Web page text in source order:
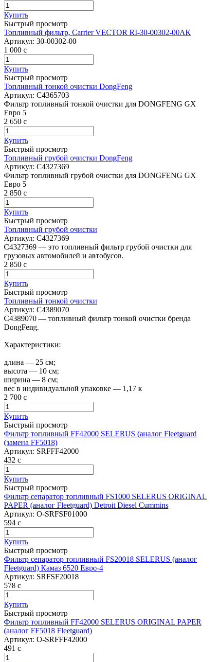
Купить
Быстрый просмотр
Топливный фильтр, Carrier VECTOR RI-30-00302-00АК
Артикул: 30-00302-00
1 000 c
Купить
Быстрый просмотр
Топливный тонкой очистки DongFeng
Артикул: C4365703
Фильтр топливный тонкой очистки для DONGFENG GX
Евро 5
2 650 c
Купить
Быстрый просмотр
Топливный грубой очистки DongFeng
Артикул: C4327369
Фильтр топливный грубой очистки для DONGFENG GX
Евро 5
2 850 c
Купить
Быстрый просмотр
Топливный грубой очистки
Артикул: C4327369
C4327369 — это топливный фильтр грубой очистки для
грузовых автомобилей и автобусов.
2 850 c
Купить
Быстрый просмотр
Топливный тонкой очистки
Артикул: C4389070
C4389070 — топливный фильтр тонкой очистки бренда
DongFeng.
Характеристики:
длина — 25 см;
высота — 10 см;
ширина — 8 см;
вес в индивидуальной упаковке — 1,17 к
2 700 c
Купить
Быстрый просмотр
Фильтр топливный FF42000 SELERUS (аналог Fleetguard
(замена FF5018)
Артикул: SRFFF42000
432 c
Купить
Быстрый просмотр
Фильтр сепаратор топливный FS1000 SELERUS ORIGINAL
PAPER (аналог Fleetguard) Detroit Diesel Cummins
Артикул: О-SRFSF01000
594 c
Купить
Быстрый просмотр
Фильтр сепаратор топливный FS20018 SELERUS (аналог
Fleetguard) Камаз 6520 Евро-4
Артикул: SRFSF20018
578 c
Купить
Быстрый просмотр
Фильтр топливный FF42000 SELERUS ORIGINAL PAPER
(аналог FF5018 Fleetguard)
Артикул: О-SRFFF42000
491 c